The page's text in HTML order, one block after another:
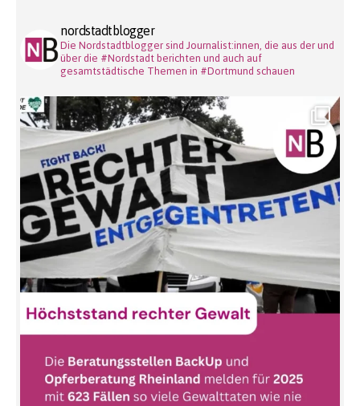
nordstadtblogger
Die Nordstadtblogger sind Journalist:innen, die aus der und
über die #Nordstadt berichten und auch auf
gesamtstädtische Themen in #Dortmund schauen